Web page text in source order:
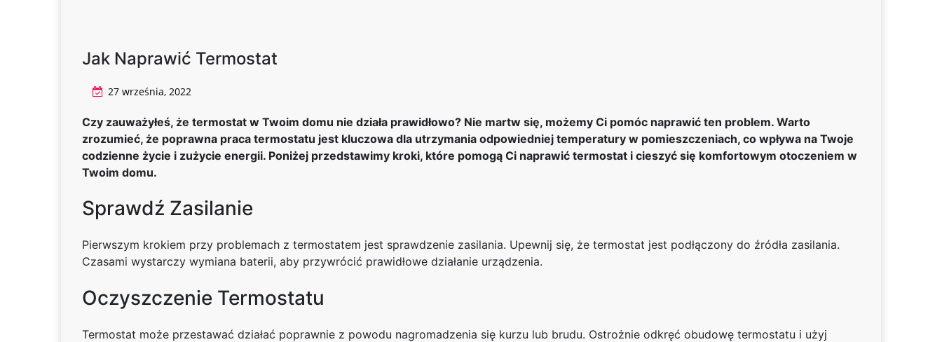
Jak Naprawić Termostat
27 września, 2022
Czy zauważyłeś, że termostat w Twoim domu nie działa prawidłowo? Nie martw się, możemy Ci pomóc naprawić ten problem. Warto
zrozumieć, że poprawna praca termostatu jest kluczowa dla utrzymania odpowiedniej temperatury w pomieszczeniach, co wpływa na Twoje
codzienne życie i zużycie energii. Poniżej przedstawimy kroki, które pomogą Ci naprawić termostat i cieszyć się komfortowym otoczeniem w
Twoim domu.
Sprawdź Zasilanie
Pierwszym krokiem przy problemach z termostatem jest sprawdzenie zasilania. Upewnij się, że termostat jest podłączony do źródła zasilania.
Czasami wystarczy wymiana baterii, aby przywrócić prawidłowe działanie urządzenia.
Oczyszczenie Termostatu
Termostat może przestawać działać poprawnie z powodu nagromadzenia się kurzu lub brudu. Ostrożnie odkręć obudowę termostatu i użyj